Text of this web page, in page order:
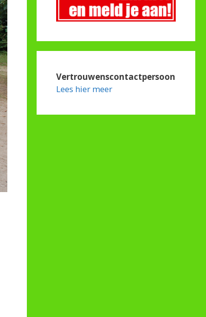
Vertrouwenscontactpersoon
Lees hier meer